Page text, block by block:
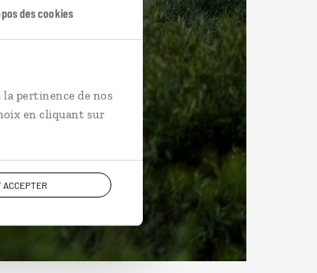
des cookies
pertinence de nos
en cliquant sur
ACCEPTER